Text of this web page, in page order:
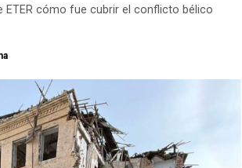
ETER cómo fue cubrir el conflicto bélico